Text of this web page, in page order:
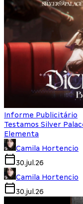
Informe Publicitário
Testamos Silver
Elementa
Camila Hortencio
30.jul.26
Camila Hortencio
30.jul.26